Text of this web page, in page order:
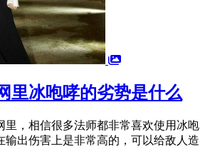
里冰咆哮的劣势是什么
，相信很多法师都非常喜欢使用冰咆
输出伤害上是非常高的，可以给敌人造